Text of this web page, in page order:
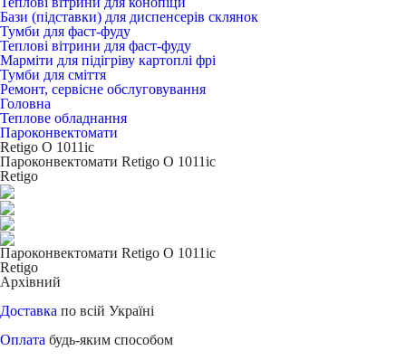
Бази (підставки) для диспенсерів склянок
Тумби для фаст-фуду
Теплові вітрини для фаст-фуду
Марміти для підігріву картоплі фрі
Тумби для сміття
Ремонт, сервісне обслуговування
Головна
Теплове обладнання
Пароконвектомати
Retigo O 1011iс
Пароконвектомати Retigo O 1011iс
Retigo
Пароконвектомати Retigo O 1011iс
Retigo
Архівний
Доставка по всій Україні
Оплата будь-яким способом